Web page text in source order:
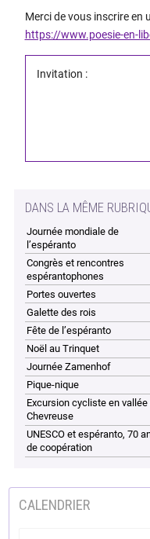
Merci de vous inscrire en
https://www.poesie-en-
Invitation :
DANS LA MÊME
Journée mondiale de
l’espéranto
Congrès et rencontres
espérantophones
Portes ouvertes
Galette des rois
Fête de l’espéranto
Noël au Trinquet
Journée Zamenhof
Pique-nique
Excursion cycliste en vallée
Chevreuse
UNESCO et espéranto, 70
de coopération
CALENDRIER